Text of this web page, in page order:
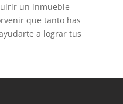
un inmueble
que tanto has
a lograr tus